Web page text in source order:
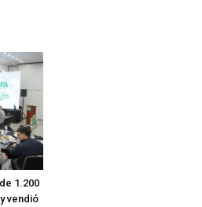
1.200
vendió